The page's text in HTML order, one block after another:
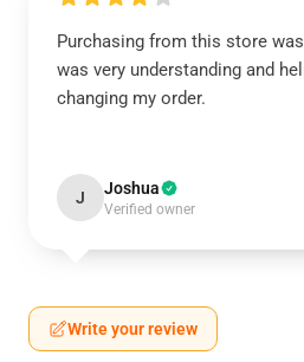
Purchasing from this store
was very understanding and
changing my order.
J Joshua
Verified owner
Write your review